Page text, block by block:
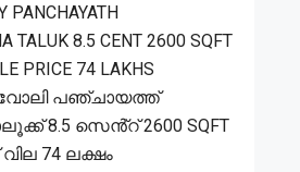
PANCHAYATH
TALUK 8.5 CENT 2600 SQFT
PRICE 74 LAKHS
പഞ്ചായത്ത്
8.5 സെൻ്റ് 2600 SQFT
74 ലക്ഷം